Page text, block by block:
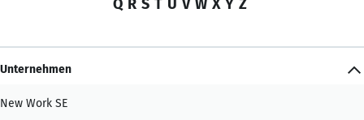
Q R S T U V W X Y Z
Unternehmen
New Work SE